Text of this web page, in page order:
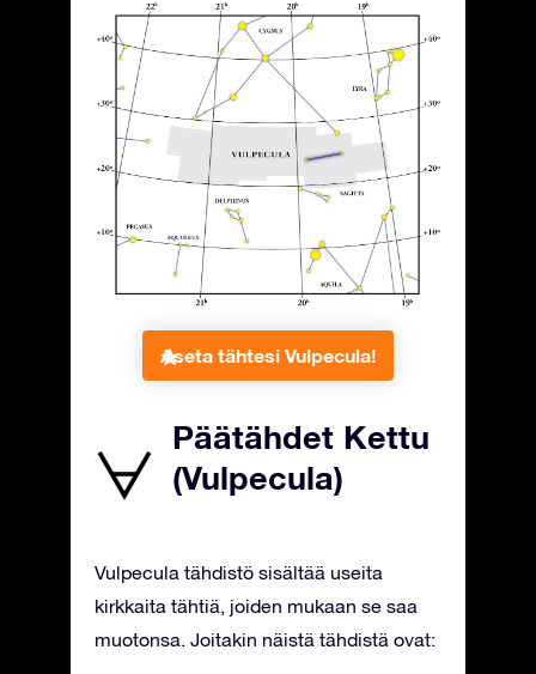
Aseta tähtesi Vulpecula!
Päätähdet Kettu
(Vulpecula)
Vulpecula tähdistö sisältää useita
kirkkaita tähtiä, joiden mukaan se saa
muotonsa. Joitakin näistä tähdistä ovat: